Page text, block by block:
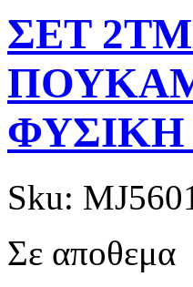
ΣΕΤ
ΦΥΣΙΚΗ
Sku:
Σε αποθεμα